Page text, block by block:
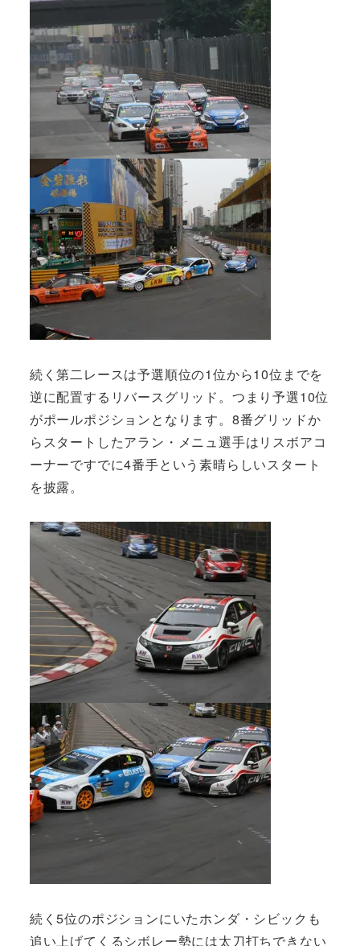
続く第二レースは予選順位の1位から10位までを
逆に配置するリバースグリッド。つまり予選10位
がポールポジションとなります。8番グリッドか
らスタートしたアラン・メニュ選手はリスボアコ
ーナーですでに4番手という素晴らしいスタート
を披露。
続く5位のポジションにいたホンダ・シビックも
追い上げてくるシボレー勢には太刀打ちできない